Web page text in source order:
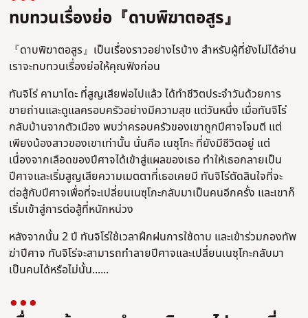
ทบทวนเรื่องย่อ『ดาบพิฆาตอสูร』
『ดาบพิฆาตอสูร』เป็นเรื่องราวอย่างไรบ้าง สำหรับผู้ที่ยังไม่ได้อ่าน
เราจะทบทวนเรื่องย่อให้คุณฟังก่อน
ทันจิโร่ คามาโดะ ที่สูญเสียพ่อไปแล้ว ได้ทำชีวิตประจำวันด้วยการ
ขายถ่านและดูแลครอบครัวอย่างมีความสุข แต่วันหนึ่ง เมื่อทันจิโร่
กลับบ้านจากตัวเมือง พบว่าครอบครัวของเขาถูกปีศาจโจมตี แต่
เพียงน้องสาวของเขาเท่านั้น นั่นคือ เนซุโกะ ที่ยังมีชีวิตอยู่ แต่
เนื่องจากเลือดของปีศาจได้เข้าสู่แผลของเธอ ทำให้เธอกลายเป็น
ปีศาจและเริ่มสูญเสียความเมตตาที่เธอเคยมี ทันจิโร่ตัดสินใจที่จะ
ต่อสู้กับปีศาจเพื่อที่จะเปลี่ยนเนซุโกะกลับมาเป็นคนอีกครั้ง และเขาก็
เริ่มเข้าสู่การต่อสู้ที่หนักหน่วง
หลังจากนั้น 2 ปี ทันจิโร่ใช้เวลาฝึกฝนการใช้ดาบ และเข้าร่วมกองทัพ
ฆ่าปีศาจ ทันจิโร่จะสามารถทำลายปีศาจและเปลี่ยนเนซุโกะกลับมา
เป็นคนได้หรือไม่นั้น......